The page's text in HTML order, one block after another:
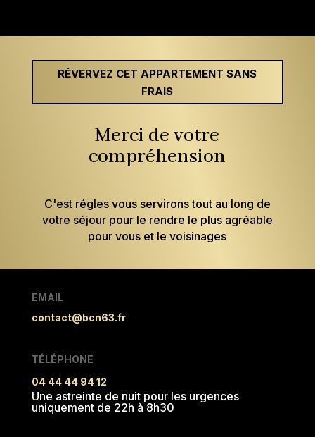
RÉVERVEZ CET APPARTEMENT SANS
FRAIS
Merci de votre
compréhension
C'est régles vous servirons tout au long de
votre séjour pour le rendre le plus agréable
pour vous et le voisinages
EMAIL
contact@bcn63.fr
TÉLÉPHONE
04 44 44 94 12
Une astreinte de nuit pour les urgences
uniquement de 22h à 8h30